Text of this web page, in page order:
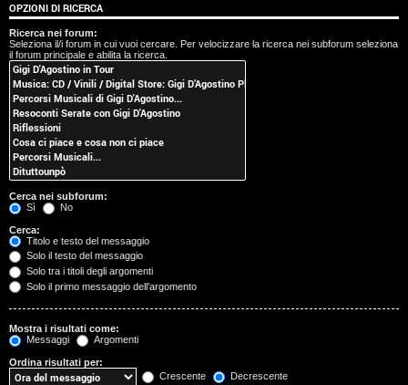
i
s
e
n
z
a
r
i
s
p
o
s
OPZIONI DI RICERCA
Ricerca nei forum:
Seleziona il/i forum in cui vuoi cercare. Per velocizzare la ricerca nei subforum seleziona
il forum principale e abilita la ricerca.
Cerca nei subforum:
Sì
No
Cerca:
Titolo e testo del messaggio
Solo il testo del messaggio
Solo tra i titoli degli argomenti
Solo il primo messaggio dell’argomento
Mostra i risultati come:
Messaggi
Argomenti
Ordina risultati per:
Crescente
Decrescente